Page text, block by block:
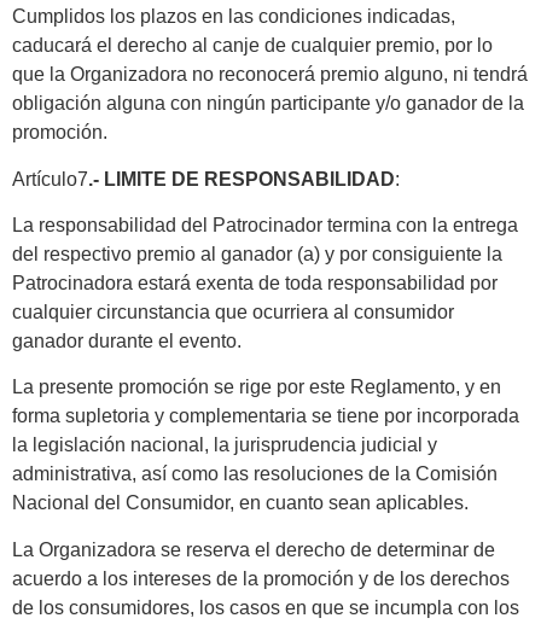
Cumplidos los plazos en las condiciones indicadas,
caducará el derecho al canje de cualquier premio, por lo
que la Organizadora no reconocerá premio alguno, ni tendrá
obligación alguna con ningún participante y/o ganador de la
promoción.
Artículo7.- LIMITE DE RESPONSABILIDAD:
La responsabilidad del Patrocinador termina con la entrega
del respectivo premio al ganador (a) y por consiguiente la
Patrocinadora estará exenta de toda responsabilidad por
cualquier circunstancia que ocurriera al consumidor
ganador durante el evento.
La presente promoción se rige por este Reglamento, y en
forma supletoria y complementaria se tiene por incorporada
la legislación nacional, la jurisprudencia judicial y
administrativa, así como las resoluciones de la Comisión
Nacional del Consumidor, en cuanto sean aplicables.
La Organizadora se reserva el derecho de determinar de
acuerdo a los intereses de la promoción y de los derechos
de los consumidores, los casos en que se incumpla con los